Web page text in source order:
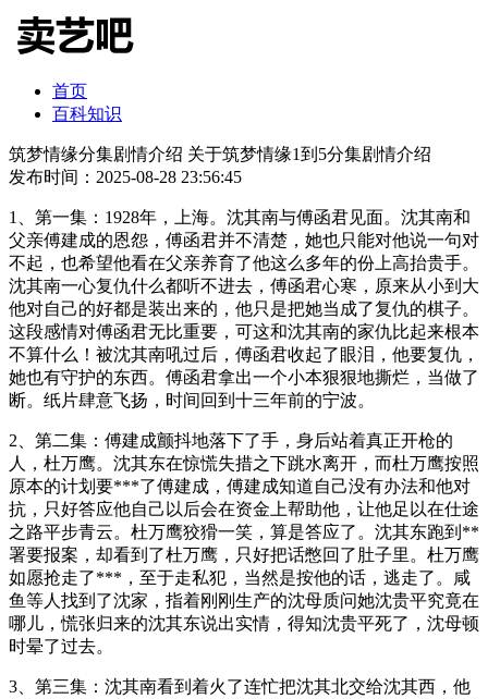
首页
百科知识
筑梦情缘分集剧情介绍 关于筑梦情缘1到5分集剧情介绍
发布时间：2025-08-28 23:56:45
1、第一集：1928年，上海。沈其南与傅函君见面。沈其南和
父亲傅建成的恩怨，傅函君并不清楚，她也只能对他说一句对
不起，也希望他看在父亲养育了他这么多年的份上高抬贵手。
沈其南一心复仇什么都听不进去，傅函君心寒，原来从小到大
他对自己的好都是装出来的，他只是把她当成了复仇的棋子。
这段感情对傅函君无比重要，可这和沈其南的家仇比起来根本
不算什么！被沈其南吼过后，傅函君收起了眼泪，他要复仇，
她也有守护的东西。傅函君拿出一个小本狠狠地撕烂，当做了
断。纸片肆意飞扬，时间回到十三年前的宁波。
2、第二集：傅建成颤抖地落下了手，身后站着真正开枪的
人，杜万鹰。沈其东在惊慌失措之下跳水离开，而杜万鹰按照
原本的计划要***了傅建成，傅建成知道自己没有办法和他对
抗，只好答应他自己以后会在资金上帮助他，让他足以在仕途
之路平步青云。杜万鹰狡猾一笑，算是答应了。沈其东跑到**
署要报案，却看到了杜万鹰，只好把话憋回了肚子里。杜万鹰
如愿抢走了***，至于走私犯，当然是按他的话，逃走了。咸
鱼等人找到了沈家，指着刚刚生产的沈母质问她沈贵平究竟在
哪儿，慌张归来的沈其东说出实情，得知沈贵平死了，沈母顿
时晕了过去。
3、第三集：沈其南看到着火了连忙把沈其北交给沈其西，他